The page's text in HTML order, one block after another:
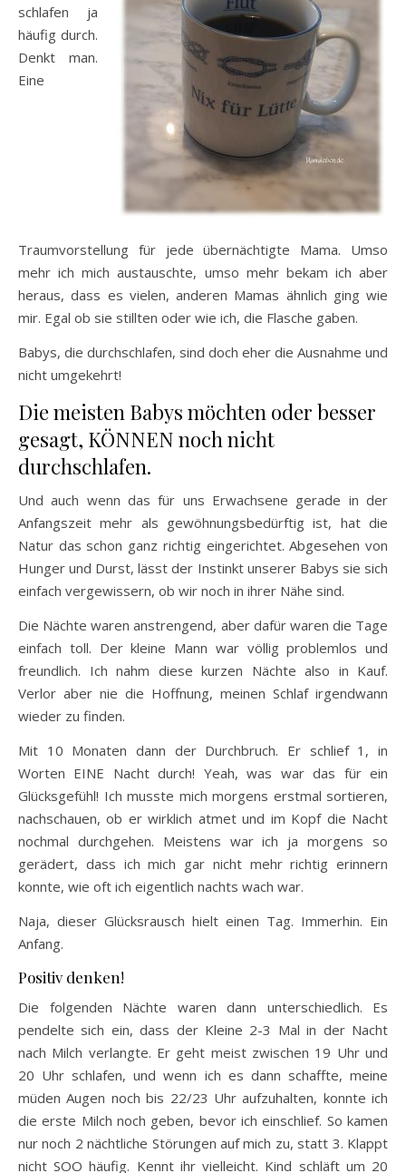
schlafen ja
häufig durch.
Denkt man.
Eine
Traumvorstellung für jede übernächtigte Mama. Umso
mehr ich mich austauschte, umso mehr bekam ich aber
heraus, dass es vielen, anderen Mamas ähnlich ging wie
mir. Egal ob sie stillten oder wie ich, die Flasche gaben.
Babys, die durchschlafen, sind doch eher die Ausnahme und
nicht umgekehrt!
Die meisten Babys möchten oder besser
gesagt, KÖNNEN noch nicht
durchschlafen.
Und auch wenn das für uns Erwachsene gerade in der
Anfangszeit mehr als gewöhnungsbedürftig ist, hat die
Natur das schon ganz richtig eingerichtet. Abgesehen von
Hunger und Durst, lässt der Instinkt unserer Babys sie sich
einfach vergewissern, ob wir noch in ihrer Nähe sind.
Die Nächte waren anstrengend, aber dafür waren die Tage
einfach toll. Der kleine Mann war völlig problemlos und
freundlich. Ich nahm diese kurzen Nächte also in Kauf.
Verlor aber nie die Hoffnung, meinen Schlaf irgendwann
wieder zu finden.
Mit 10 Monaten dann der Durchbruch. Er schlief 1, in
Worten EINE Nacht durch! Yeah, was war das für ein
Glücksgefühl! Ich musste mich morgens erstmal sortieren,
nachschauen, ob er wirklich atmet und im Kopf die Nacht
nochmal durchgehen. Meistens war ich ja morgens so
gerädert, dass ich mich gar nicht mehr richtig erinnern
konnte, wie oft ich eigentlich nachts wach war.
Naja, dieser Glücksrausch hielt einen Tag. Immerhin. Ein
Anfang.
Positiv denken!
Die folgenden Nächte waren dann unterschiedlich. Es
pendelte sich ein, dass der Kleine 2-3 Mal in der Nacht
nach Milch verlangte. Er geht meist zwischen 19 Uhr und
20 Uhr schlafen, und wenn ich es dann schaffte, meine
müden Augen noch bis 22/23 Uhr aufzuhalten, konnte ich
die erste Milch noch geben, bevor ich einschlief. So kamen
nur noch 2 nächtliche Störungen auf mich zu, statt 3. Klappt
nicht SOO häufig. Kennt ihr vielleicht. Kind schläft um 20